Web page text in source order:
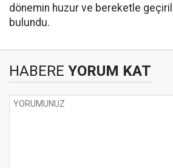
dönemin huzur ve bereketle
bulundu.
HABERE YORUM KAT